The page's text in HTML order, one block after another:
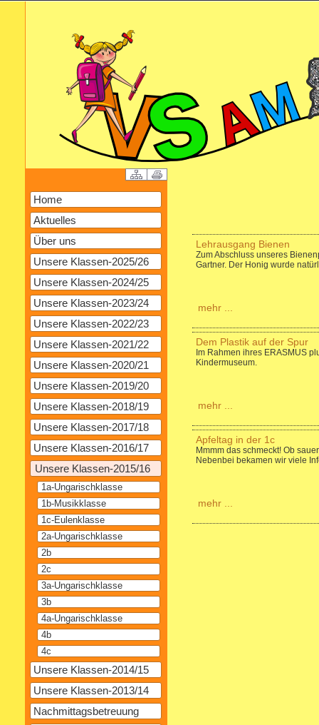
Home
Aktuelles
Über uns
Unsere Klassen-2025/26
Unsere Klassen-2024/25
Unsere Klassen-2023/24
Unsere Klassen-2022/23
Unsere Klassen-2021/22
Unsere Klassen-2020/21
Unsere Klassen-2019/20
Unsere Klassen-2018/19
Unsere Klassen-2017/18
Unsere Klassen-2016/17
Unsere Klassen-2015/16
1a-Ungarischklasse
1b-Musikklasse
1c-Eulenklasse
2a-Ungarischklasse
2b
2c
3a-Ungarischklasse
3b
4a-Ungarischklasse
4b
4c
Unsere Klassen-2014/15
Unsere Klassen-2013/14
Nachmittagsbetreuung
Lehrausgang Bienen
Zum Abschluss unseres
Gartner. Der Honig wurde
mehr ...
Dem Plastik auf der Spur
Im Rahmen ihres ERASMUS
Kindermuseum.
mehr ...
Apfeltag in der 1c
Mmmm das schmeckt! Ob
Nebenbei bekamen wir viele
mehr ...